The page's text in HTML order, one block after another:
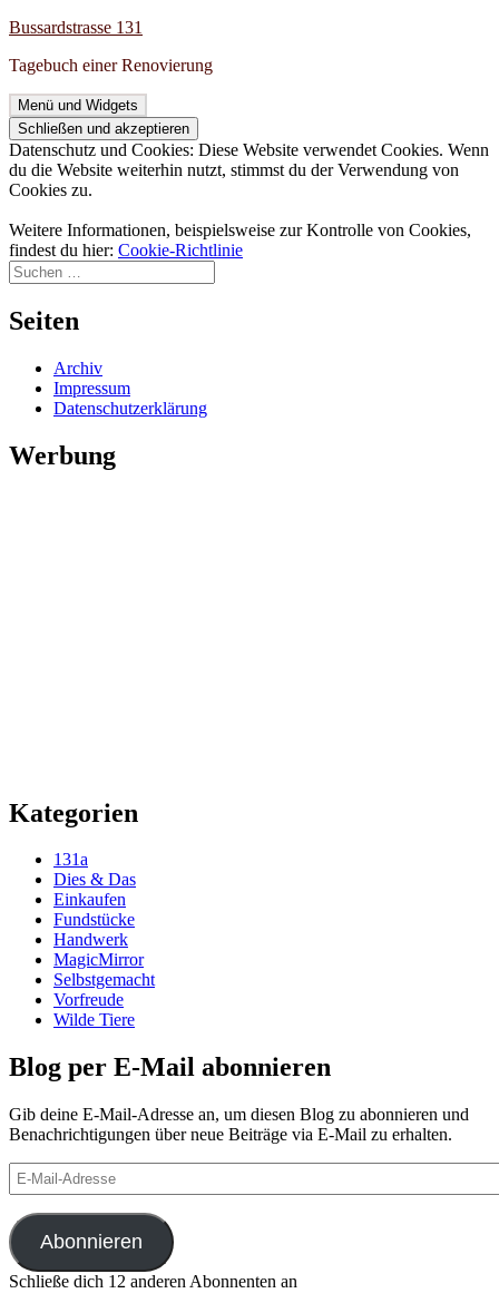
Zum
springen
Bussardstrasse 131
Tagebuch einer Renovierung
Menü und Widgets
Datenschutz und Cookies: Diese Website verwendet Cookies. Wenn
du die Website weiterhin nutzt, stimmst du der Verwendung von
Cookies zu.
Weitere Informationen, beispielsweise zur Kontrolle von Cookies,
findest du hier: Cookie-Richtlinie
Suchen
nach:
Seiten
Archiv
Impressum
Datenschutzerklärung
Werbung
Kategorien
131a
Dies & Das
Einkaufen
Fundstücke
Handwerk
MagicMirror
Selbstgemacht
Vorfreude
Wilde Tiere
Blog per E-Mail abonnieren
Gib deine E-Mail-Adresse an, um diesen Blog zu abonnieren und
Benachrichtigungen über neue Beiträge via E-Mail zu erhalten.
E-
Mail-
Adresse
Abonnieren
Schließe dich 12 anderen Abonnenten an